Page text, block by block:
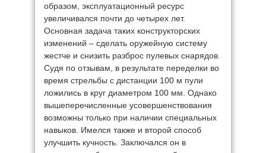
образом, эксплуатационный ресурс
увеличивался почти до четырех лет.
Основная задача таких конструкторских
изменений – сделать оружейную систему
жестче и снизить разброс пулевых снарядов.
Судя по отзывам, в результате переделки во
время стрельбы с дистанции 100 м пули
ложились в круг диаметром 100 мм. Однако
вышеперечисленные усовершенствования
возможны только при наличии специальных
навыков. Имелся также и второй способ
улучшить кучность. Заключался он в